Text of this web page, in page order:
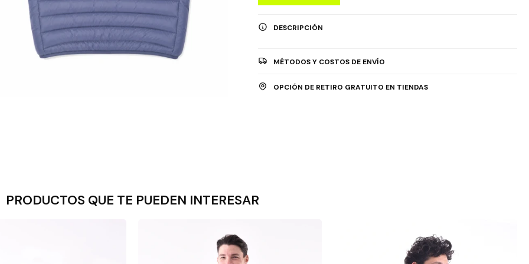
DESCRIPCIÓN
MÉTODOS Y COSTOS DE ENVÍO
OPCIÓN DE RETIRO GRATUITO EN TIENDAS
PRODUCTOS QUE TE PUEDEN INTERESAR